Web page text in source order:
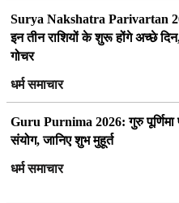
Surya Nakshatra Parivartan
इन तीन राशियों के शुरू होंगे अच्छे दिन,
गोचर
धर्म समाचार
Guru Purnima 2026: गुरु पूर्णिमा
संयोग, जानिए शुभ मुहूर्त
धर्म समाचार